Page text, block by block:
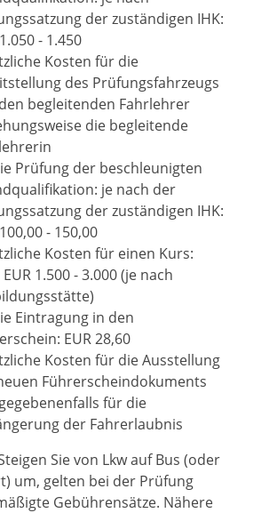
der zuständigen IHK:
- 1.450
Kosten für die
des Prüfungsfahrzeugs
begleitenden Fahrlehrer
die begleitende
Prüfung der beschleunigten
je nach der
der zuständigen IHK:
- 150,00
Kosten für einen Kurs:
1.500 - 3.000 (je nach
Eintragung in den
EUR 28,60
Kosten für die Ausstellung
Führerscheindokuments
für die
der Fahrerlaubnis
Sie von Lkw auf Bus (oder
um, gelten bei der Prüfung
Gebührensätze. Nähere